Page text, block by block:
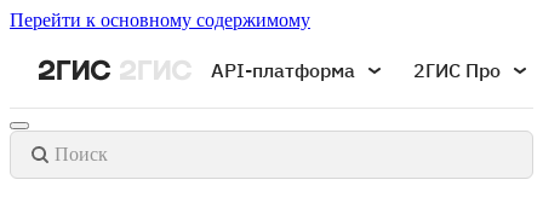
Перейти к основному содержимому
API-платформа 2ГИС Про
Поиск